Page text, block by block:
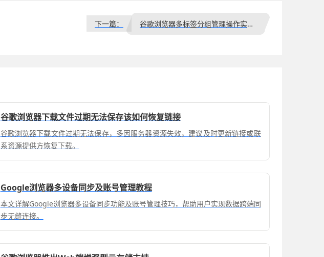
下一篇： 谷歌浏览器多标签分组管理操作实践经验
谷歌浏览器下载文件过期无法保存该如何恢复链接
谷歌浏览器下载文件过期无法保存，多因服务器资源失效，建议及时更新链接或联
系资源提供方恢复下载。
Google浏览器多设备同步及账号管理教程
本文详解Google浏览器多设备同步功能及账号管理技巧，帮助用户实现数据跨端同
步无缝连接。